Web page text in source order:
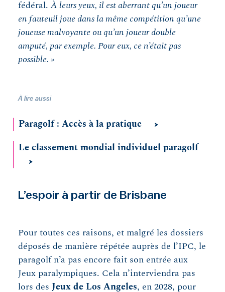
fédéral. À leurs yeux, il est aberrant qu’un joueur
en fauteuil joue dans la même compétition qu’une
joueuse malvoyante ou qu’un joueur double
amputé, par exemple. Pour eux, ce n’était pas
possible. »
À lire aussi
Paragolf : Accès à la pratique
Le classement mondial individuel paragolf
L’espoir à partir de Brisbane
Pour toutes ces raisons, et malgré les dossiers
déposés de manière répétée auprès de l’IPC, le
paragolf n’a pas encore fait son entrée aux
Jeux paralympiques. Cela n’interviendra pas
lors des Jeux de Los Angeles, en 2028, pour